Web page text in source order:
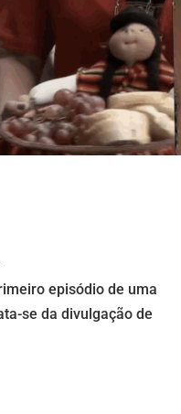
episódio de uma
se da divulgação de